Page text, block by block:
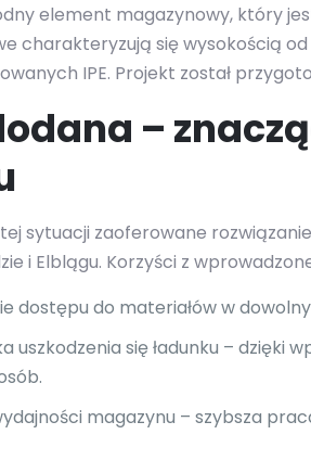
element magazynowy, który
charakteryzują się wysokością
IPE. Projekt został
–
sytuacji zaoferowane
i Elblągu. Korzyści z
dostępu do materiałów w
uszkodzenia się ładunku –
magazynu – szybsza